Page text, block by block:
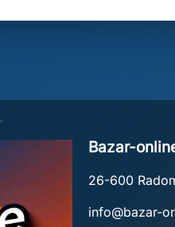
Bazar-
26-600
info@bazar-